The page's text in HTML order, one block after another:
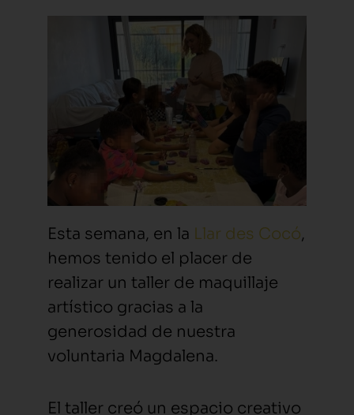
Esta semana, en la Llar des Cocó,
hemos tenido el placer de
realizar un taller de maquillaje
artístico gracias a la
generosidad de nuestra
voluntaria Magdalena.
El taller creó un espacio creativo